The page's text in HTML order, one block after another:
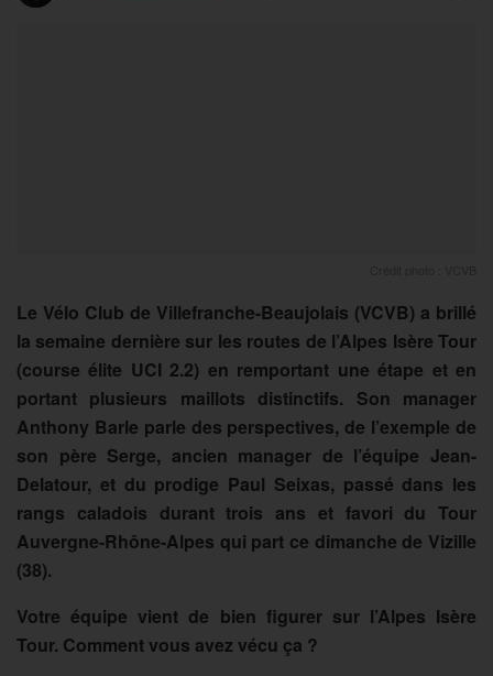
Le Vélo Club de Villefranche-Beaujolais (VCVB) a brillé
la semaine dernière sur les routes de l’Alpes Isère Tour
(course élite UCI 2.2) en remportant une étape et en
portant plusieurs maillots distinctifs. Son manager
Anthony Barle parle des perspectives, de l’exemple de
son père Serge, ancien manager de l’équipe Jean-
Delatour, et du prodige Paul Seixas, passé dans les
rangs caladois durant trois ans et favori du Tour
Auvergne-Rhône-Alpes qui part ce dimanche de Vizille
(38).
Votre équipe vient de bien figurer sur l’Alpes Isère
Tour. Comment vous avez vécu ça ?